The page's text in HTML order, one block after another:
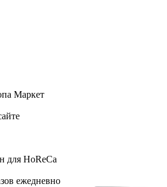
Маркет
для HoReCa
ежедневно